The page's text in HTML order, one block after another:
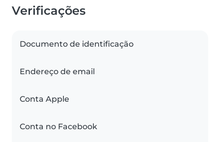
Verificações
Documento de identificação
Endereço de email
Conta Apple
Conta no Facebook